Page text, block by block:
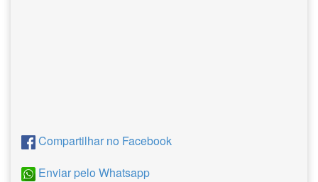
Compartilhar no Facebook
Enviar pelo Whatsapp